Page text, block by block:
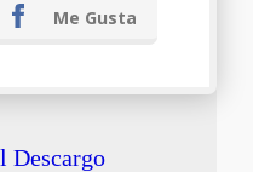
Me Gusta
Descargo